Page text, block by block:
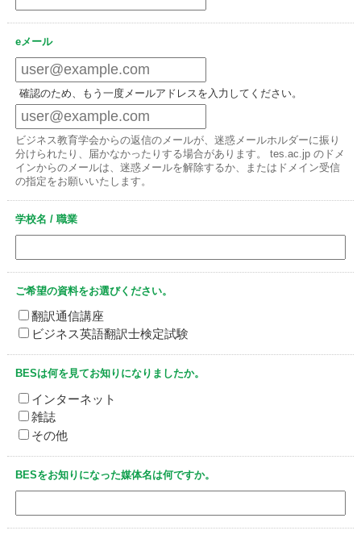
eメール
確認のため、もう一度メールアドレスを入力してください。
ビジネス教育学会からの返信のメールが、迷惑メールホルダーに振り
分けられたり、届かなかったりする場合があります。 tes.ac.jp のドメ
インからのメールは、迷惑メールを解除するか、またはドメイン受信
の指定をお願いいたします。
学校名 / 職業
ご希望の資料をお選びください。
翻訳通信講座
ビジネス英語翻訳士検定試験
BESは何を見てお知りになりましたか。
インターネット
雑誌
その他
BESをお知りになった媒体名は何ですか。